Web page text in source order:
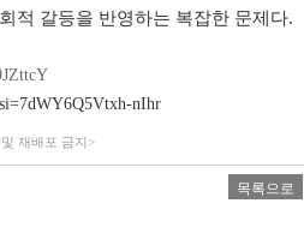
적 갈등을 반영하는 복잡한 문제다.
nIhr
재배포 금지>
목록으로